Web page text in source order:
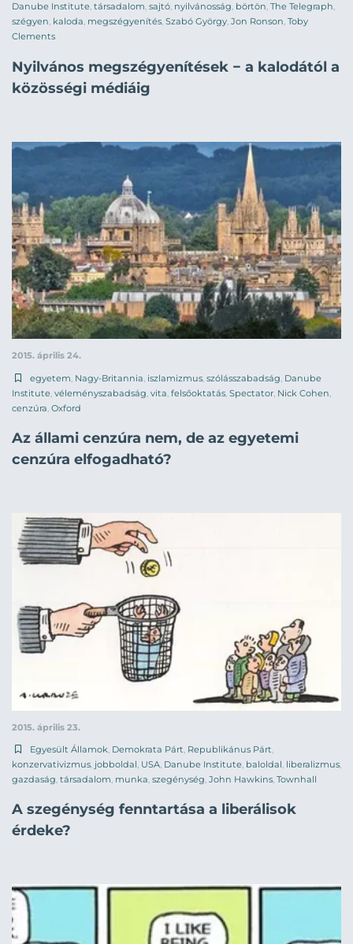
Danube Institute, társadalom, sajtó, nyilvánosság, börtön, The Telegraph,
szégyen, kaloda, megszégyenítés, Szabó György, Jon Ronson, Toby
Clements
Nyilvános megszégyenítések − a kalodától a
közösségi médiáig
2015. április 24.
egyetem Nagy-Britannia iszlamizmus szólásszabadság Danube
Institute véleményszabadság vita felsőoktatás Spectator Nick Cohen
cenzúra Oxford
Az állami cenzúra nem, de az egyetemi
cenzúra elfogadható?
2015. április 23.
Egyesült Államok Demokrata Párt Republikánus Párt
konzervativizmus jobboldal USA Danube Institute baloldal liberalizmus
gazdaság társadalom munka szegénység John Hawkins Townhall
A szegénység fenntartása a liberálisok
érdeke?